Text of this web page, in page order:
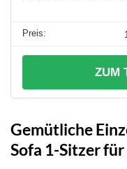
ZUM
Gemütliche
Sofa 1-Sitzer